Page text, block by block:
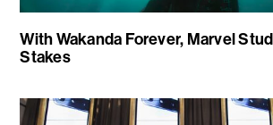
With Wakanda Forever, Marvel
Stakes